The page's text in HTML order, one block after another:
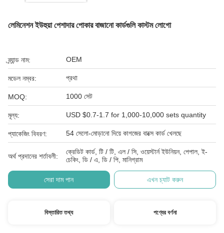
লেমিনেশন ইউহুয়া পেশাদার পোকার বাজানো কার্ডগুলি কাস্টম লোগো
ব্র্যান্ড নাম: OEM
মডেল নম্বর: প্রথা
MOQ: 1000 সেট
মূল্য: USD $0.7-1.7 for 1,000-10,000 sets quantity
প্যাকেজিং বিবরণ: 54 সেলো-মোড়ানো দিয়ে কাগজের বাক্সে কার্ড খেলছে
অর্থ প্রদানের শর্তাবলী:
ক্রেডিট কার্ড, টি / টি, এল / সি, ওয়েস্টার্ন ইউনিয়ন, পেপাল, ই-
চেকিং, ডি / এ, ডি / পি, মানিগ্রাম
সেরা দাম পান এখন চ্যাট করুন
বিস্তারিত তথ্য পণ্যের বর্ণনা